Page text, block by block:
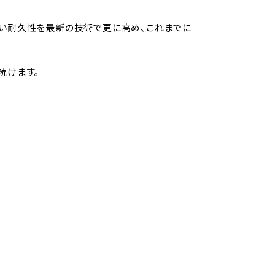
耐久性を最新の技術で更に高め、これまでに
ます。